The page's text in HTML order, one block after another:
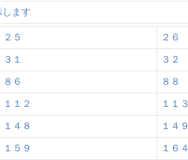
します
２５
２６
３１
３２
８６
８８
１１２
１１３
１４８
１４９
１５９
１６４